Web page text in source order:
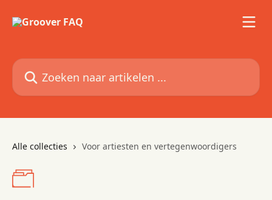
Zoeken naar artikelen ...
Alle collecties Voor artiesten en vertegenwoordigers